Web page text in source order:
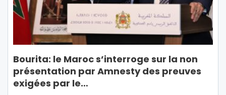
Bourita: le Maroc s’interroge sur la non
présentation par Amnesty des preuves
exigées par le…